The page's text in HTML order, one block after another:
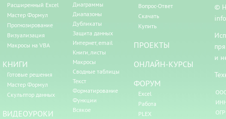
Расширенный Excel
Мастер Формул
Прогнозирование
Визуализация
Макросы на VBA
КНИГИ
Готовые решения
Мастер Формул
Скульптор данных
ВИДЕОУРОКИ
Диаграммы
Диапазоны
Дубликаты
Защита данных
Интернет, email
Книги, листы
Макросы
Сводные таблицы
Текст
Форматирование
Функции
Всякое
Вопрос-Ответ
Скачать
Купить
ПРОЕКТЫ
ОНЛАЙН-КУРСЫ
ФОРУМ
Excel
Работа
PLEX
©
и